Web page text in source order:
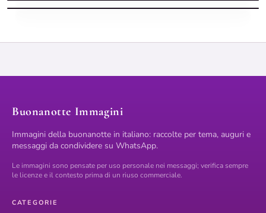
Buonanotte Immagini
Immagini della buonanotte in italiano: raccolte per tema, auguri e
messaggi da condividere su WhatsApp.
Le immagini sono pensate per uso personale nei messaggi; verifica sempre
le licenze e il contesto prima di un riuso commerciale.
CATEGORIE